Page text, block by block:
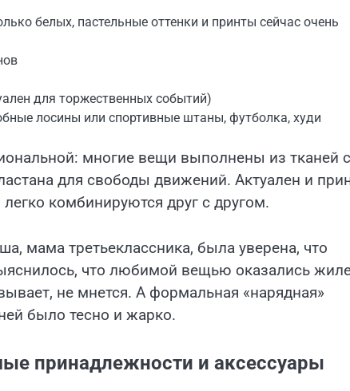
белых, пастельные оттенки и принты сейчас очень
для торжественных событий)
лосины или спортивные штаны, футболка, худи
многие вещи выполнены из тканей с
для свободы движений. Актуален и
комбинируются друг с другом.
мама третьеклассника, была уверена, что
что любимой вещью оказались
не мнется. А формальная «нарядная»
было тесно и жарко.
принадлежности и аксессуары